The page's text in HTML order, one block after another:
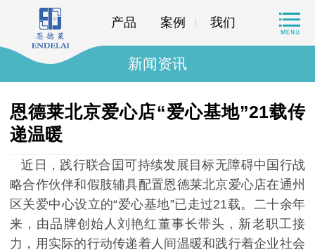
产品 案例 我们
新闻资讯
恩德莱北京爱心店“爱心基地”21载传
递温暖
近日，践行联合囯可持续发展目标无障碍中国行战
略合作伙伴和假肢辅具配置恩德莱北京爱心店在通州
区关爱中心设立的“爱心基地”已走过21载。 二十余年
来，由品牌创始人刘艳红董事长带头，新老职工接
力，用实际的行动传递着人间温暖和践行着企业社会